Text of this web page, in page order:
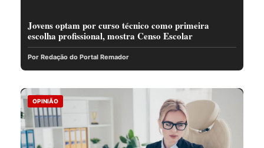
Jovens optam por curso técnico como primeira
escolha profissional, mostra Censo Escolar
Por Redação do Portal Remador
OPINIÃO